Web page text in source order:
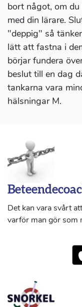
bort något, om du
med din lärare.
"deppig" så
lätt att fastna i
börjar fundera
beslut till en dag
tankarna vara
hälsningar M.
Det kan vara svårt
varför man gör som